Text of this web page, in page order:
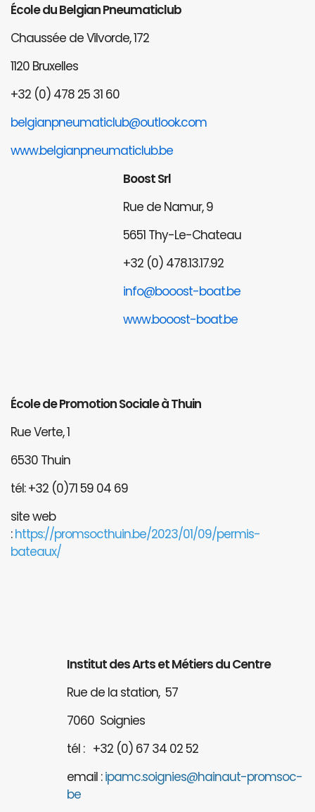
École du Belgian Pneumaticlub
Chaussée de Vilvorde, 172
1120 Bruxelles
+32 (0) 478 25 31 60
belgianpneumaticlub@outlook.com
www.belgianpneumaticlub.be
Boost Srl
Rue de Namur, 9
5651 Thy-Le-Chateau
+32 (0) 478.13.17.92
info@booost-boat.be
www.booost-boat.be
École de Promotion Sociale à Thuin
Rue Verte, 1
6530 Thuin
tél: +32 (0)71 59 04 69
site web
:https://promsocthuin.be/2023/01/09/permis-
bateaux/
Institut des Arts et Métiers du Centre
Rue de la station, 57
7060 Soignies
tél : +32 (0) 67 34 02 52
email :ipamc.soignies@hainaut-promsoc-
be